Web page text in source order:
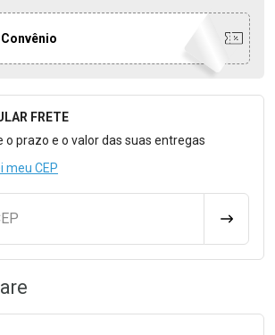
Calcular o Frete
FRETE
o prazo e o valor das suas entregas
meu CEP